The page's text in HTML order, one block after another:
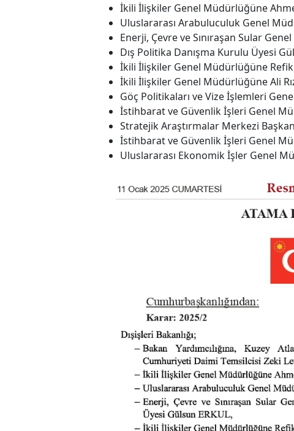
İkili İlişkiler Genel Müdürlüğüne
Uluslararası Arabuluculuk Genel
Enerji, Çevre ve Sınıraşan Sular
Dış Politika Danışma Kurulu Üyesi
İkili İlişkiler Genel Müdürlüğüne Refik
İkili İlişkiler Genel Müdürlüğüne Ali
Göç Politikaları ve Vize İşlemleri
İstihbarat ve Güvenlik İşleri Genel
Stratejik Araştırmalar Merkezi
İstihbarat ve Güvenlik İşleri Genel
Uluslararası Ekonomik İşler Genel